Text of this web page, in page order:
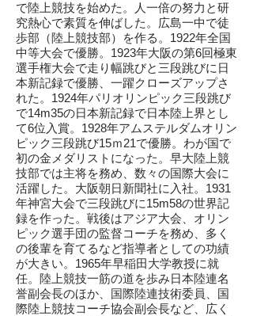
で陸上競技を始めた。人一倍の努力と研
究熱心で素質を伸ばした。広島一中で徒
歩部（陸上競技部）を作る。1922年全国
中等大会で優勝。1923年大阪の第6回極東
選手権大会で走り幅跳びと三段跳びに日
本新記録で優勝、一躍クローズアップさ
れた。1924年パリオリンピック三段跳び
で14m35の日本新記録で日本陸上界とし
て6位入賞。1928年アムステルダムオリン
ピック三段跳び15ｍ21で優勝。わが国で
初の金メダリストになった。早大陸上競
技部では主将を務め、数々の国際大会に
活躍した。大阪朝日新聞社に入社。1931
年神宮大会で三段跳びに15m58の世界記
録を作った。戦後はアジア大会、オリン
ピック選手団の監督コーチを務め、多く
の後輩を育てるなど指導者としての功績
が大きい。1965年早稲田大学教授に就
任。陸上競技一筋の道を歩み日本陸連名
誉副会長のほか、国際陸連技術委員、国
際陸上競技コーチ協会副会長など、広く